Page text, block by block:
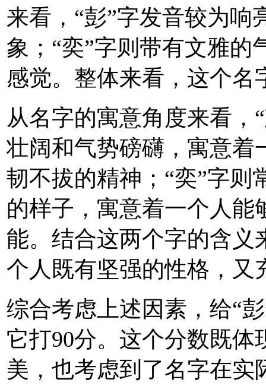
来看，“彭”字发音较为响
象；“奕”字则带有文雅
感觉。整体来看，这个名
从名字的寓意角度来看，
壮阔和气势磅礴，寓意着
韧不拔的精神；“奕”字则
的样子，寓意着一个人能
能。结合这两个字的含义
个人既有坚强的性格，又
综合考虑上述因素，给“
它打90分。这个分数既
美，也考虑到了名字在